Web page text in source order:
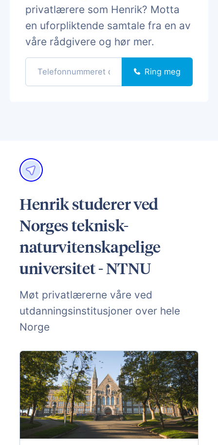
privatlærere som Henrik? Motta
en uforpliktende samtale fra en av
våre rådgivere og hør mer.
Ring meg
Henrik studerer ved
Norges teknisk-
naturvitenskapelige
universitet - NTNU
Møt privatlærerne våre ved
utdanningsinstitusjoner over hele
Norge